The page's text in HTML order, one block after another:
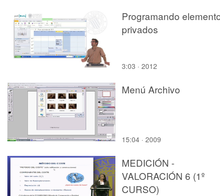
Programando
privados
3:03 · 2012
Menú Archivo
15:04 · 2009
MEDICIÓN -
VALORACIÓN 6 (1º
CURSO)